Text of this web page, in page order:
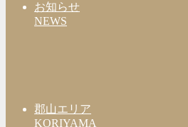
お知らせ
NEWS
郡山エリア
KORIYAMA